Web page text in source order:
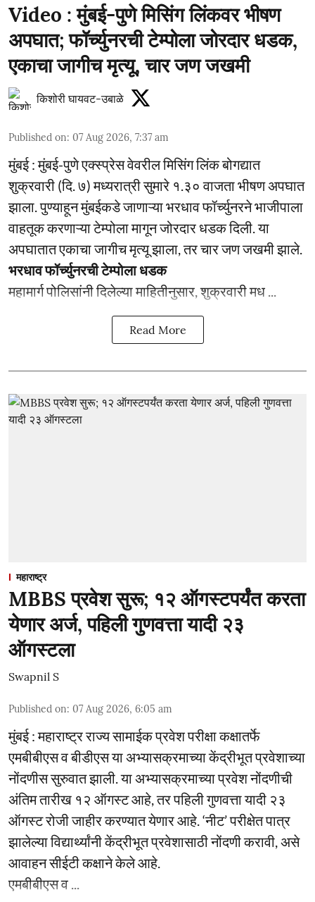
Video : मुंबई-पुणे मिसिंग लिंकवर भीषण
अपघात; फॉर्च्युनरची टेम्पोला जोरदार धडक,
एकाचा जागीच मृत्यू, चार जण जखमी
किशोरी घायवट-उबाळे
Published on: 07 Aug 2026, 7:37 am
मुंबई : मुंबई-पुणे एक्स्प्रेस वेवरील मिसिंग लिंक बोगद्यात
शुक्रवारी (दि. ७) मध्यरात्री सुमारे १.३० वाजता भीषण अपघात
झाला. पुण्याहून मुंबईकडे जाणाऱ्या भरधाव फॉर्च्युनरने भाजीपाला
वाहतूक करणाऱ्या टेम्पोला मागून जोरदार धडक दिली. या
अपघातात एकाचा जागीच मृत्यू झाला, तर चार जण जखमी झाले.
भरधाव फॉर्च्युनरची टेम्पोला धडक
महामार्ग पोलिसांनी दिलेल्या माहितीनुसार, शुक्रवारी मध ...
Read More
महाराष्ट्र
MBBS प्रवेश सुरू; १२ ऑगस्टपर्यंत करता
येणार अर्ज, पहिली गुणवत्ता यादी २३
ऑगस्टला
Swapnil S
Published on: 07 Aug 2026, 6:05 am
मुंबई : महाराष्ट्र राज्य सामाईक प्रवेश परीक्षा कक्षातर्फे
एमबीबीएस व बीडीएस या अभ्यासक्रमाच्या केंद्रीभूत प्रवेशाच्या
नोंदणीस सुरुवात झाली. या अभ्यासक्रमाच्या प्रवेश नोंदणीची
अंतिम तारीख १२ ऑगस्ट आहे, तर पहिली गुणवत्ता यादी २३
ऑगस्ट रोजी जाहीर करण्यात येणार आहे. ‘नीट’ परीक्षेत पात्र
झालेल्या विद्यार्थ्यांनी केंद्रीभूत प्रवेशासाठी नोंदणी करावी, असे
आवाहन सीईटी कक्षाने केले आहे.
एमबीबीएस व ...